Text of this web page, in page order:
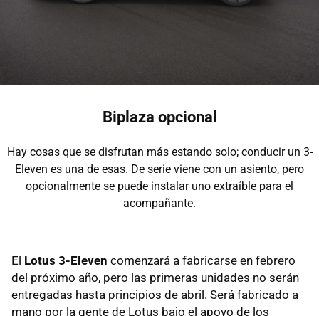
Biplaza opcional
Hay cosas que se disfrutan más estando solo; conducir un 3-
Eleven es una de esas. De serie viene con un asiento, pero
opcionalmente se puede instalar uno extraíble para el
acompañante.
El Lotus 3-Eleven comenzará a fabricarse en febrero
del próximo año, pero las primeras unidades no serán
entregadas hasta principios de abril. Será fabricado a
mano por la gente de Lotus bajo el apoyo de los